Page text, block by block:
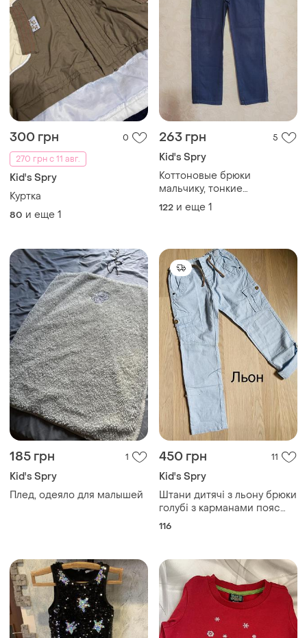
300 грн
0
270 грн с 11 авг.
Kid's Spry
Куртка
80 и еще 1
263 грн 5
Kid's Spry
Коттоновые брюки
мальчику, тонкие
джинсы100%котон
122 и еще 1
185 грн 1
Kid's Spry
Плед, одеяло для малышей
450 грн 11
Kid's Spry
Штани дитячі з льону брюки
голубі з карманами пояс
регулюється 5-6 років
116